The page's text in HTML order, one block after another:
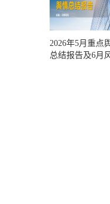
2026年5月重点
总结报告及6月